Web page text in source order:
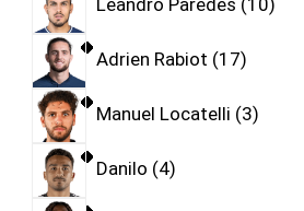
Leandro Paredes 10
Adrien Rabiot 17
Manuel Locatelli 3
Danilo 4